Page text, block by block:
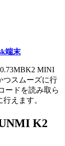
端末
K2 MINI
つスムーズに行
ードを読み取ら
えます。
K2